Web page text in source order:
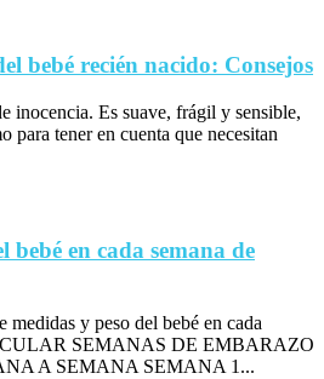
bebé recién nacido: Consejos
inocencia. Es suave, frágil y sensible,
para tener en cuenta que necesitan
bebé en cada semana de
y peso del bebé en cada
SEMANAS DE EMBARAZO
A SEMANA SEMANA 1...